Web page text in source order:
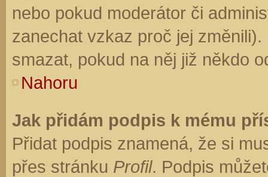
nebo pokud moderátor či
zanechat vzkaz proč jej
smazat, pokud na něj již někdo
Nahoru
Jak přidám podpis k mému
Přidat podpis znamená, že si
přes stránku Profil. Podpis